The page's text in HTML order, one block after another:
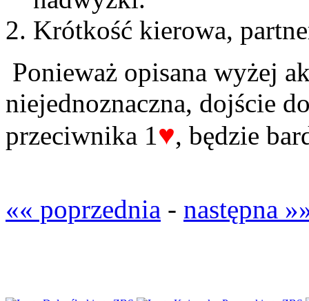
Krótkość kierowa,
Ponieważ opisana wyżej
niejednoznaczna, dojście
przeciwnika 1♥, będzie
«« poprzednia - następna